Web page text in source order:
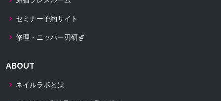
セミナー予約サイト
修理・ニッパー刃研ぎ
ABOUT
ネイルラボとは